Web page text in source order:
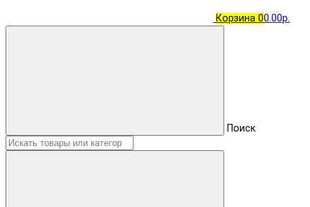
Корзина 00.00р.
Поиск